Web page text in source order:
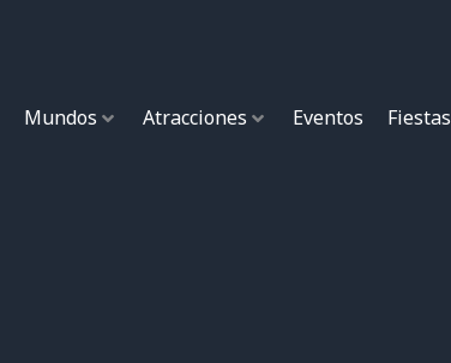
Mundos Atracciones Eventos Fiestas